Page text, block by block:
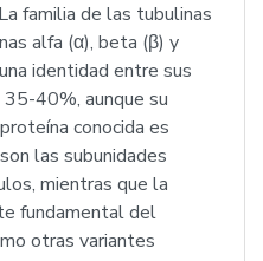
familia de las tubulinas
alfa (α), beta (β) y
identidad entre sus
35-40%, aunque su
conocida es
las subunidades
mientras que la
fundamental del
otras variantes